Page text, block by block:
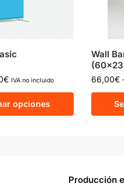
€ IVA no incluido
opciones
Wall
66,00€
Producción